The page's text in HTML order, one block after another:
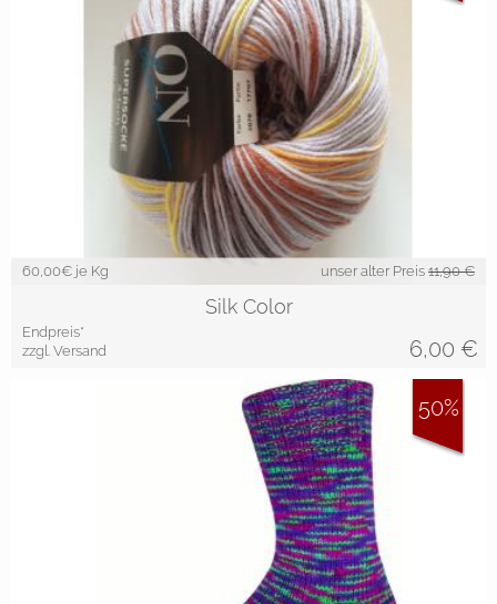
60,00€ je Kg unser alter Preis 11,90 €
Silk Color
Endpreis*
zzgl. Versand
6,00 €
50%